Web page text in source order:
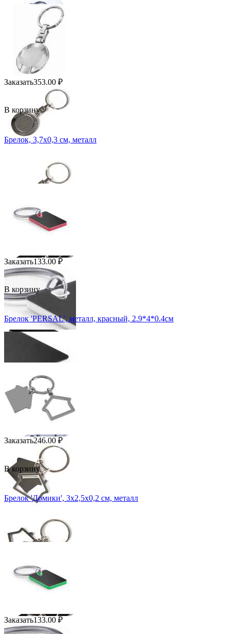
Заказать353.00 ₽
В корзину
Брелок, 3,7х0,3 см, металл
Заказать133.00 ₽
В корзину
Брелок 'PERSAL', металл, красный, 2.9*4*0.4см
Заказать246.00 ₽
В корзину
Брелок 'Домики', 3х2,5х0,2 см, металл
Заказать133.00 ₽